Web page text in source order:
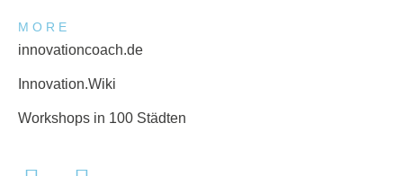
MORE
innovationcoach.de
Innovation.Wiki
Workshops in 100 Städten